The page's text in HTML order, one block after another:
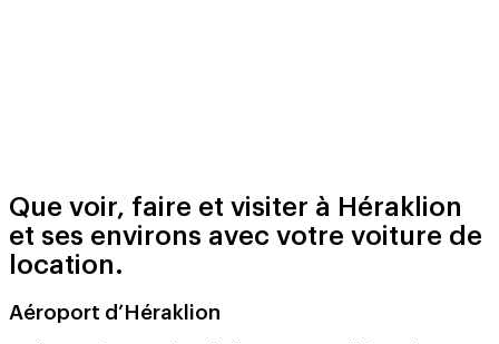
Que voir, faire et visiter à Héraklion
et ses environs avec votre voiture de
location.
Aéroport d’Héraklion